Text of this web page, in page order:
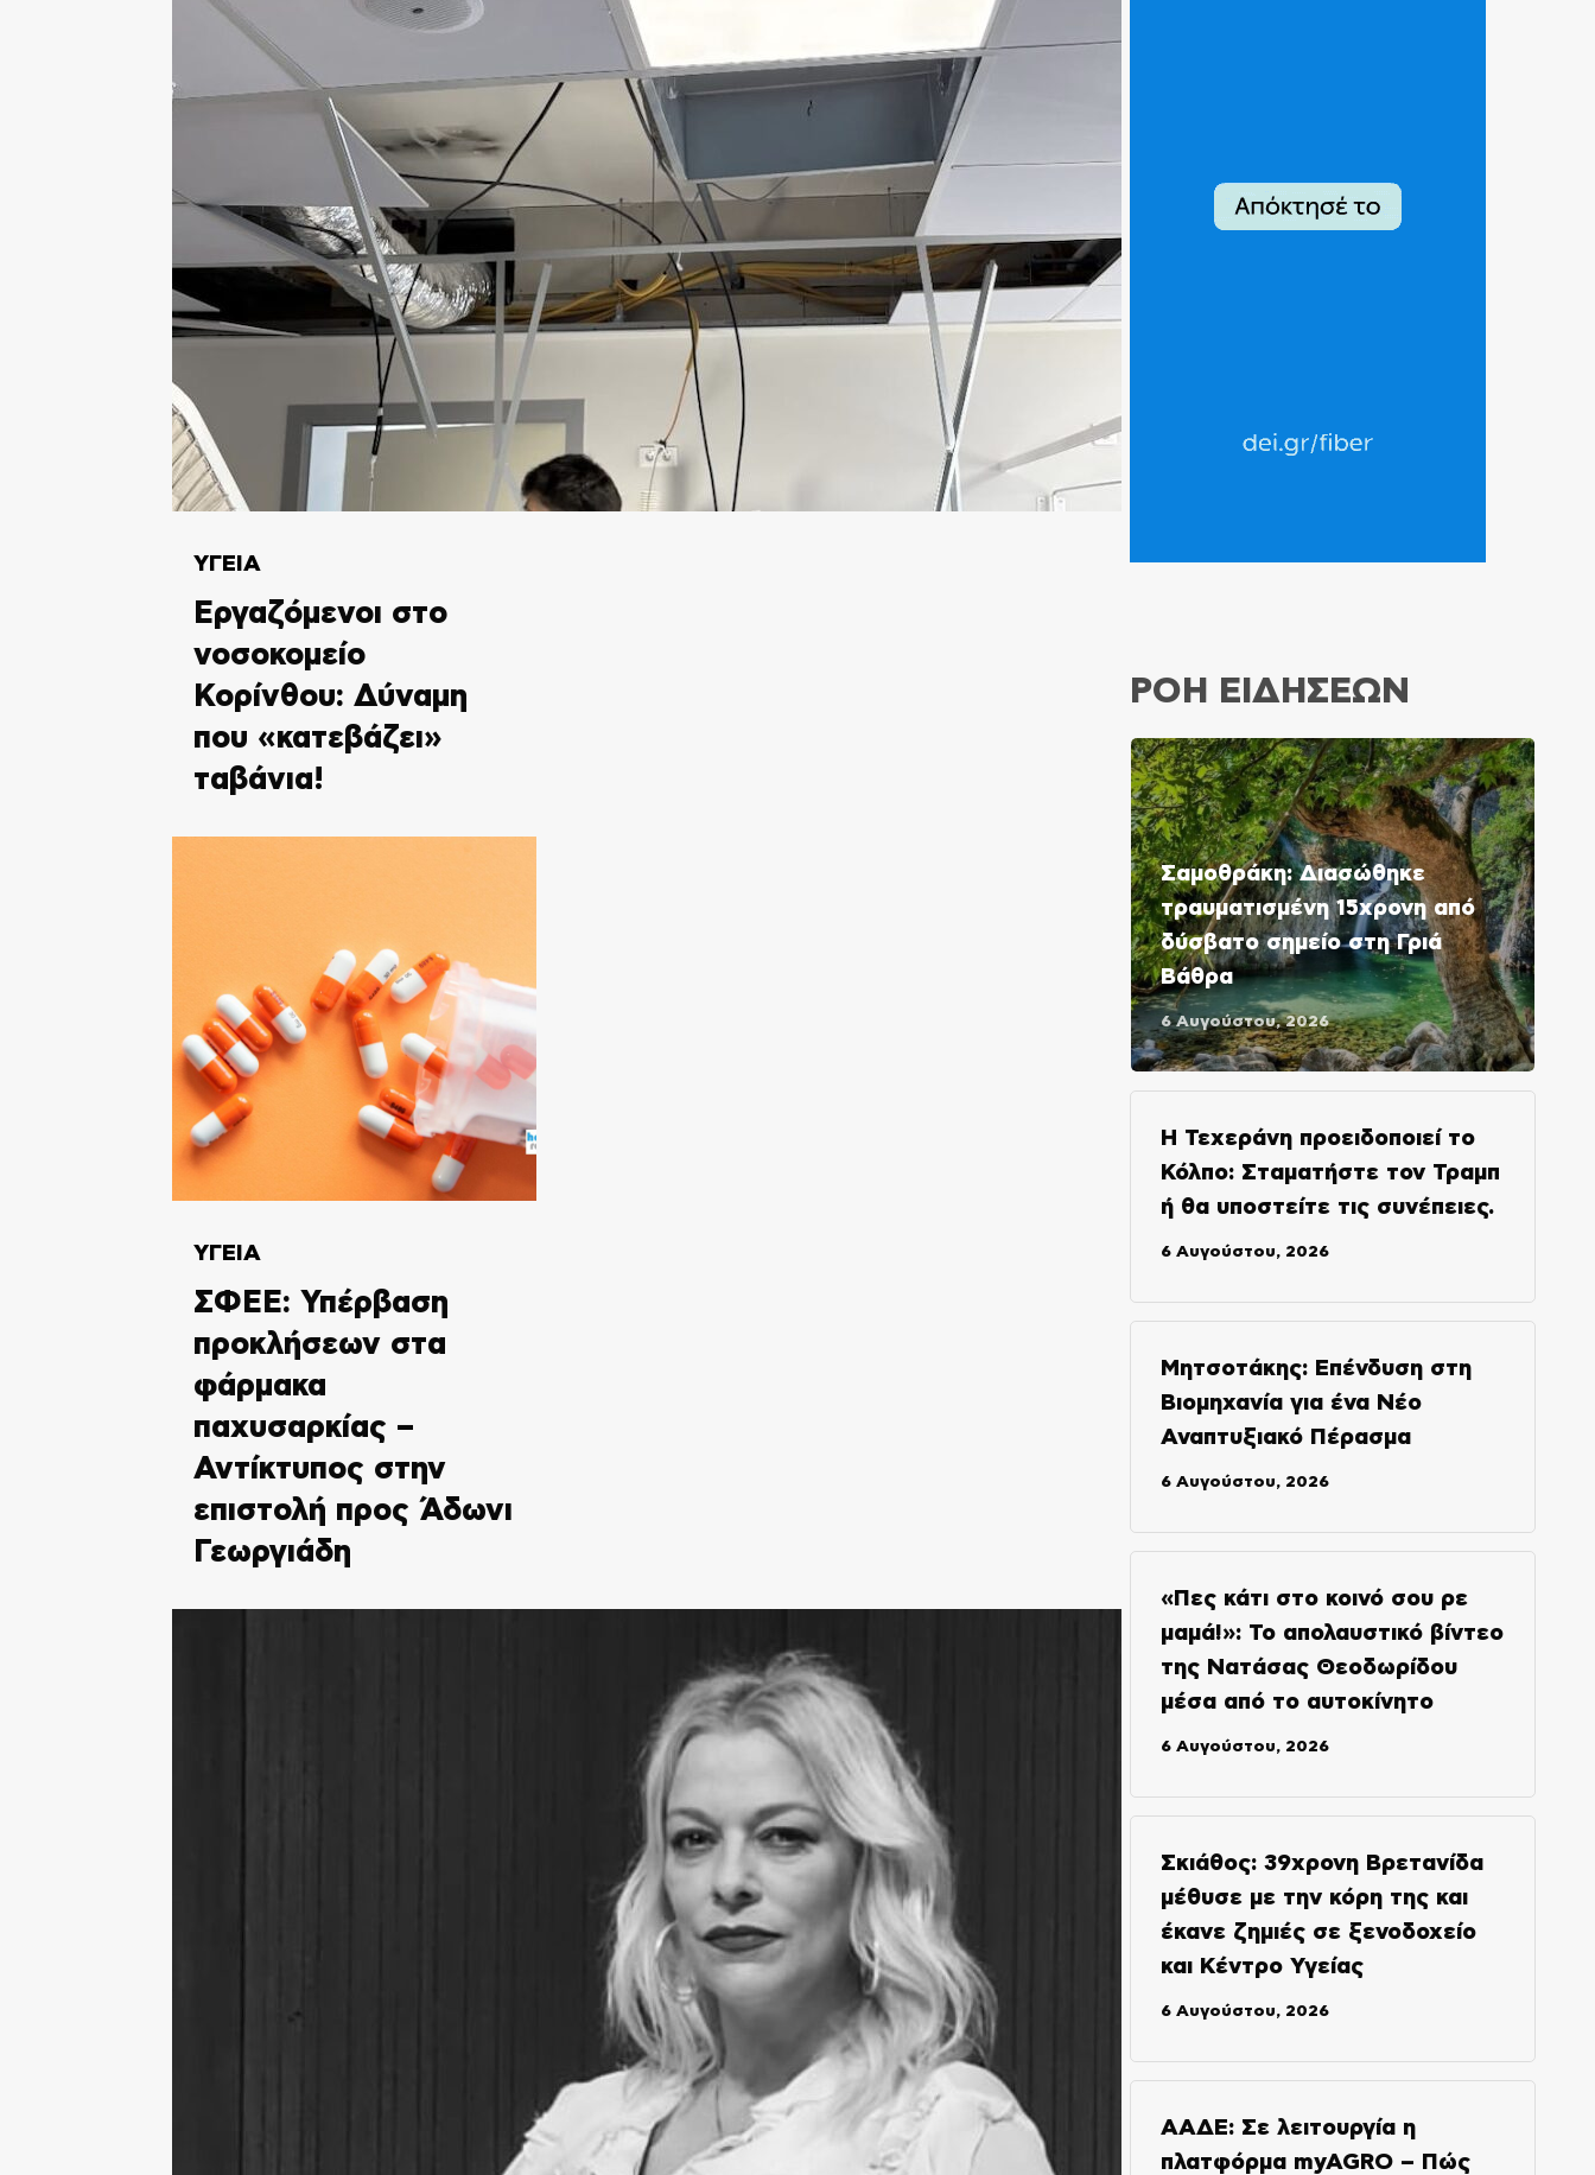
ΥΓΕΙΑ
Εργαζόμενοι στο
νοσοκομείο
Κορίνθου: Δύναμη
που «κατεβάζει»
ταβάνια!
ΥΓΕΙΑ
ΣΦΕΕ: Υπέρβαση
προκλήσεων στα
φάρμακα
παχυσαρκίας –
Αντίκτυπος στην
επιστολή προς Άδωνι
Γεωργιάδη
ΡΟΗ ΕΙΔΗΣΕΩΝ
Σαμοθράκη: Διασώθηκε
τραυματισμένη 15χρονη από
δύσβατο σημείο στη Γριά
Βάθρα
6 Αυγούστου, 2026
Η Τεχεράνη προειδοποιεί το
Κόλπο: Σταματήστε τον Τραμπ
ή θα υποστείτε τις συνέπειες.
6 Αυγούστου, 2026
Μητσοτάκης: Επένδυση στη
Βιομηχανία για ένα Νέο
Αναπτυξιακό Πέρασμα
6 Αυγούστου, 2026
«Πες κάτι στο κοινό σου ρε
μαμά!»: Το απολαυστικό βίντεο
της Νατάσας Θεοδωρίδου
μέσα από το αυτοκίνητο
6 Αυγούστου, 2026
Σκιάθος: 39χρονη Βρετανίδα
μέθυσε με την κόρη της και
έκανε ζημιές σε ξενοδοχείο
και Κέντρο Υγείας
6 Αυγούστου, 2026
ΑΑΔΕ: Σε λειτουργία η
πλατφόρμα myAGRO – Πώς